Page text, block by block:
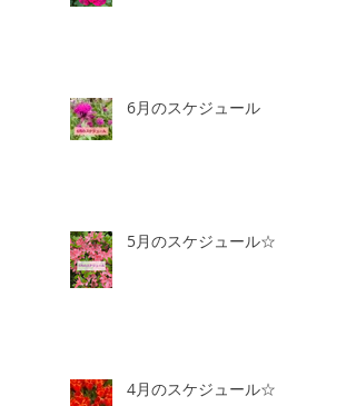
6月のスケジュール
5月のスケジュール☆
4月のスケジュール☆